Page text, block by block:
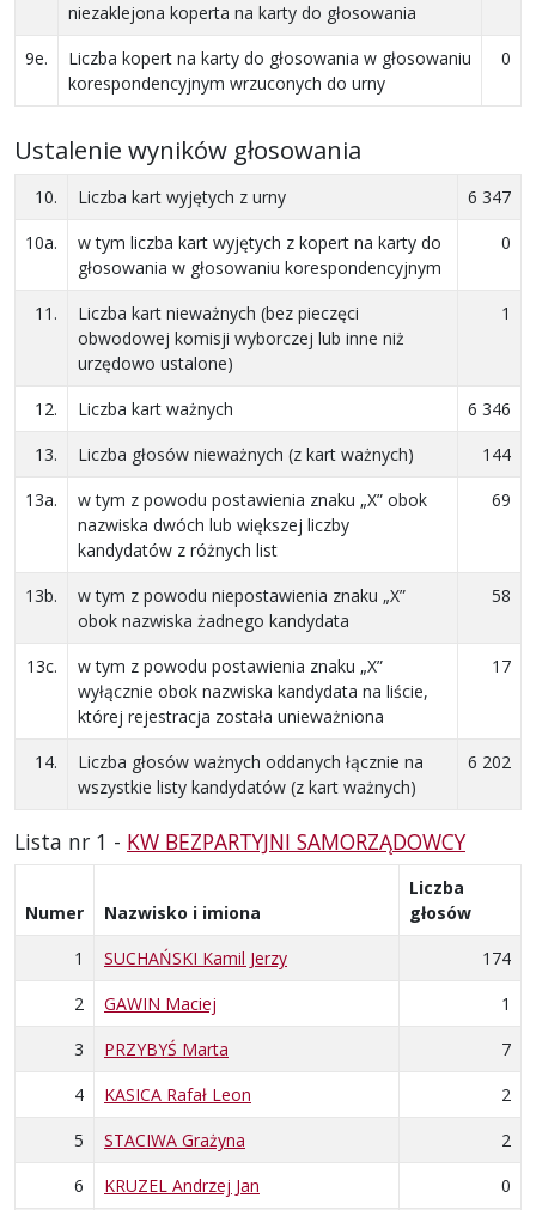
niezaklejona koperta na karty do głosowania
9e.
Liczba kopert na karty do głosowania w głosowaniu
korespondencyjnym wrzuconych do urny
0
Ustalenie wyników głosowania
10. Liczba kart wyjętych z urny
6 347
10a.
w tym liczba kart wyjętych z kopert na karty do
głosowania w głosowaniu korespondencyjnym
0
11.
Liczba kart nieważnych (bez pieczęci
obwodowej komisji wyborczej lub inne niż
urzędowo ustalone)
1
12. Liczba kart ważnych
6 346
13.
Liczba głosów nieważnych (z kart ważnych)
144
13a.
w tym z powodu postawienia znaku „X” obok
nazwiska dwóch lub większej liczby
kandydatów z różnych list
69
13b.
w tym z powodu niepostawienia znaku „X”
obok nazwiska żadnego kandydata
58
13c.
w tym z powodu postawienia znaku „X”
wyłącznie obok nazwiska kandydata na liście,
której rejestracja została unieważniona
17
14.
Liczba głosów ważnych oddanych łącznie na
wszystkie listy kandydatów (z kart ważnych)
6 202
Lista nr 1 - KW BEZPARTYJNI SAMORZĄDOWCY
Numer Nazwisko i imiona
Liczba
głosów
1
SUCHAŃSKI Kamil Jerzy
174
2
GAWIN Maciej
1
3
PRZYBYŚ Marta
7
4
KASICA Rafał Leon
2
5
STACIWA Grażyna
2
6
KRUZEL Andrzej Jan
0